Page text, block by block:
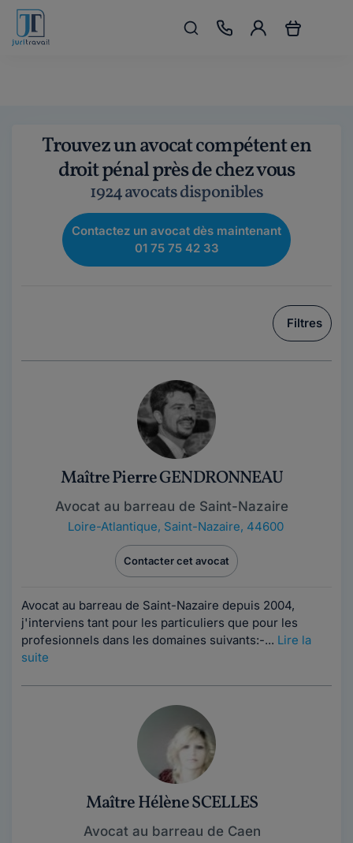
Trouvez un avocat compétent en
droit pénal près de chez vous
1924 avocats disponibles
Contactez un avocat dès maintenant
01 75 75 42 33
Filtres
Maître Pierre GENDRONNEAU
Avocat au barreau de Saint-Nazaire
Loire-Atlantique, Saint-Nazaire, 44600
Contacter cet avocat
Avocat au barreau de Saint-Nazaire depuis 2004,
j'interviens tant pour les particuliers que pour les
profesionnels dans les domaines suivants:-... Lire la
suite
Maître Hélène SCELLES
Avocat au barreau de Caen